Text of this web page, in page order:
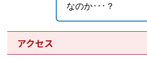
なのか･･･？
アクセス